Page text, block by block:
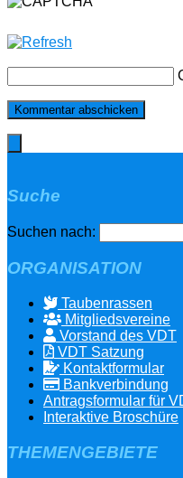
Suche
Suchen nach:
ORGANISATION
Taubenrassen
Mitgliedsvereine
Vorstand des VDT
VDT Satzung
Kontaktformular
Bankverbindung
Antragsformular für
Interaktive Broschüre
THEMENGEBIETE